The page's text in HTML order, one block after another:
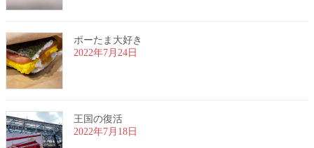
ポーたま大好き
2022年7月24日
王国の復活
2022年7月18日